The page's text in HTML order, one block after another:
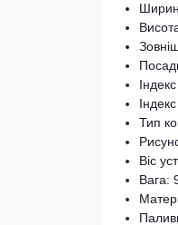
Тип
Віс
Вага: